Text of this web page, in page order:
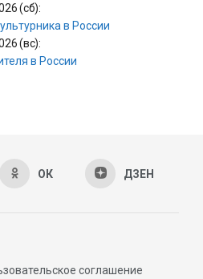
(сб):
в России
(вс):
в России
ОК ДЗЕН
соглашение